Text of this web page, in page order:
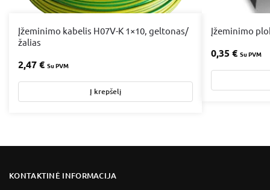
Įžeminimo kabelis H07V-K 1×10, geltonas/
žalias
2,47€ Su PVM
Į krepšelį
Įžeminimo
0,35€ Su PVM
KONTAKTINĖ INFORMACIJA